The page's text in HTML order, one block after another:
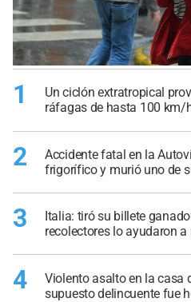
1
Un ciclón extratropical
ráfagas de hasta 100 km/
2
Accidente fatal en la
frigorífico y murió uno de
3
Italia: tiró su billete
recolectores lo ayudaron a
4
Violento asalto en la casa
supuesto delincuente fue